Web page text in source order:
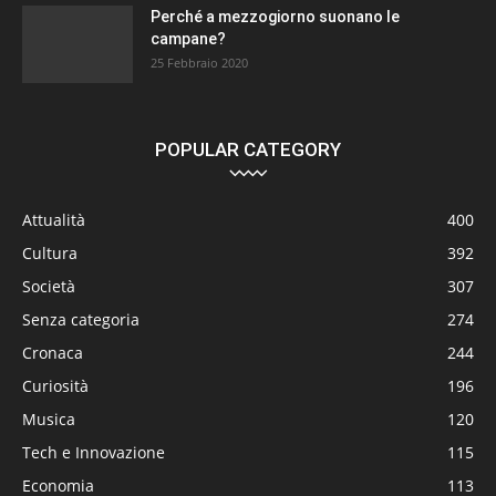
Perché a mezzogiorno suonano le
campane?
25 Febbraio 2020
POPULAR CATEGORY
Attualità
400
Cultura
392
Società
307
Senza categoria
274
Cronaca
244
Curiosità
196
Musica
120
Tech e Innovazione
115
Economia
113